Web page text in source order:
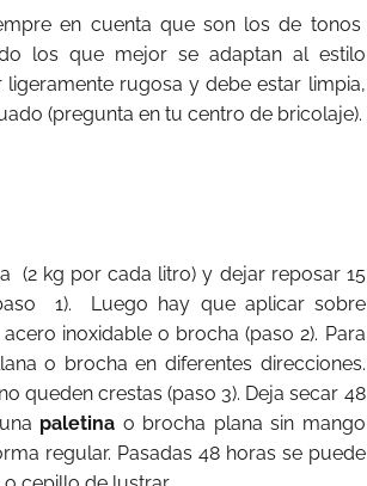
en cuenta que son los de tonos
los que mejor se adaptan al estilo
rugosa y debe estar limpia,
(pregunta en tu centro de bricolaje).
(2 kg por cada litro) y dejar reposar 15
1). Luego hay que aplicar sobre
inoxidable o brocha (paso 2). Para
o brocha en diferentes direcciones.
queden crestas (paso 3). Deja secar 48
paletina o brocha plana sin mango
regular. Pasadas 48 horas se puede